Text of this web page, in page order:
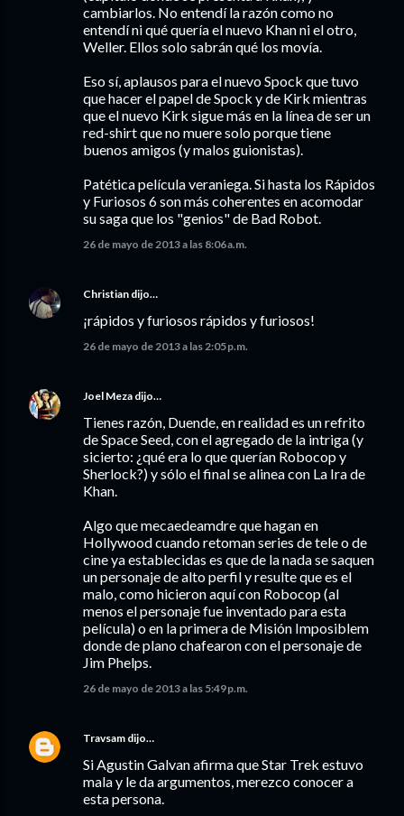
cambiarlos. No entendí la razón como no
entendí ni qué quería el nuevo Khan ni el otro,
Weller. Ellos solo sabrán qué los movía.
Eso sí, aplausos para el nuevo Spock que tuvo
que hacer el papel de Spock y de Kirk mientras
que el nuevo Kirk sigue más en la línea de ser un
red-shirt que no muere solo porque tiene
buenos amigos (y malos guionistas).
Patética película veraniega. Si hasta los Rápidos
y Furiosos 6 son más coherentes en acomodar
su saga que los "genios" de Bad Robot.
26 de mayo de 2013 a las 8:06 a.m.
Christian dijo…
¡rápidos y furiosos rápidos y furiosos!
26 de mayo de 2013 a las 2:05 p.m.
Joel Meza dijo…
Tienes razón, Duende, en realidad es un refrito
de Space Seed, con el agregado de la intriga (y
sicierto: ¿qué era lo que querían Robocop y
Sherlock?) y sólo el final se alinea con La Ira de
Khan.
Algo que mecaedeamdre que hagan en
Hollywood cuando retoman series de tele o de
cine ya establecidas es que de la nada se saquen
un personaje de alto perfil y resulte que es el
malo, como hicieron aquí con Robocop (al
menos el personaje fue inventado para esta
película) o en la primera de Misión Imposiblem
donde de plano chafearon con el personaje de
Jim Phelps.
26 de mayo de 2013 a las 5:49 p.m.
Travsam dijo…
Si Agustin Galvan afirma que Star Trek estuvo
mala y le da argumentos, merezco conocer a
esta persona.